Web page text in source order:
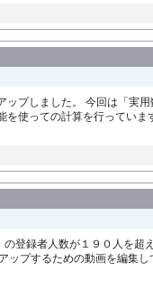
プしました。 今回は「実
を使っての計算を行ってい
登録者人数が１９０人を超
プするための動画を編集